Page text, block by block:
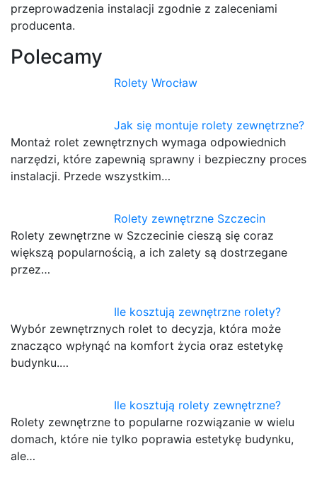
przeprowadzenia instalacji zgodnie z zaleceniami
producenta.
Polecamy
Rolety Wrocław
Jak się montuje rolety zewnętrzne?
Montaż rolet zewnętrznych wymaga odpowiednich
narzędzi, które zapewnią sprawny i bezpieczny proces
instalacji. Przede wszystkim…
Rolety zewnętrzne Szczecin
Rolety zewnętrzne w Szczecinie cieszą się coraz
większą popularnością, a ich zalety są dostrzegane
przez…
Ile kosztują zewnętrzne rolety?
Wybór zewnętrznych rolet to decyzja, która może
znacząco wpłynąć na komfort życia oraz estetykę
budynku.…
Ile kosztują rolety zewnętrzne?
Rolety zewnętrzne to popularne rozwiązanie w wielu
domach, które nie tylko poprawia estetykę budynku,
ale…